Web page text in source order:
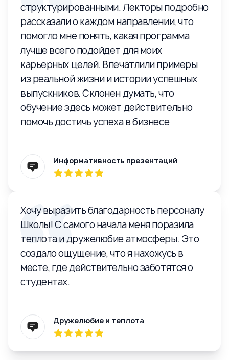
структурированными. Лекторы подробно
рассказали о каждом направлении, что
помогло мне понять, какая программа
лучше всего подойдет для моих
карьерных целей. Впечатлили примеры
из реальной жизни и истории успешных
выпускников. Склонен думать, что
обучение здесь может действительно
помочь достичь успеха в бизнесе
Информативность презентаций
Хочу выразить благодарность персоналу
Школы! С самого начала меня поразила
теплота и дружелюбие атмосферы. Это
создало ощущение, что я нахожусь в
месте, где действительно заботятся о
студентах.
Дружелюбие и теплота